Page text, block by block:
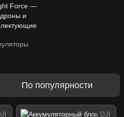
По популярности